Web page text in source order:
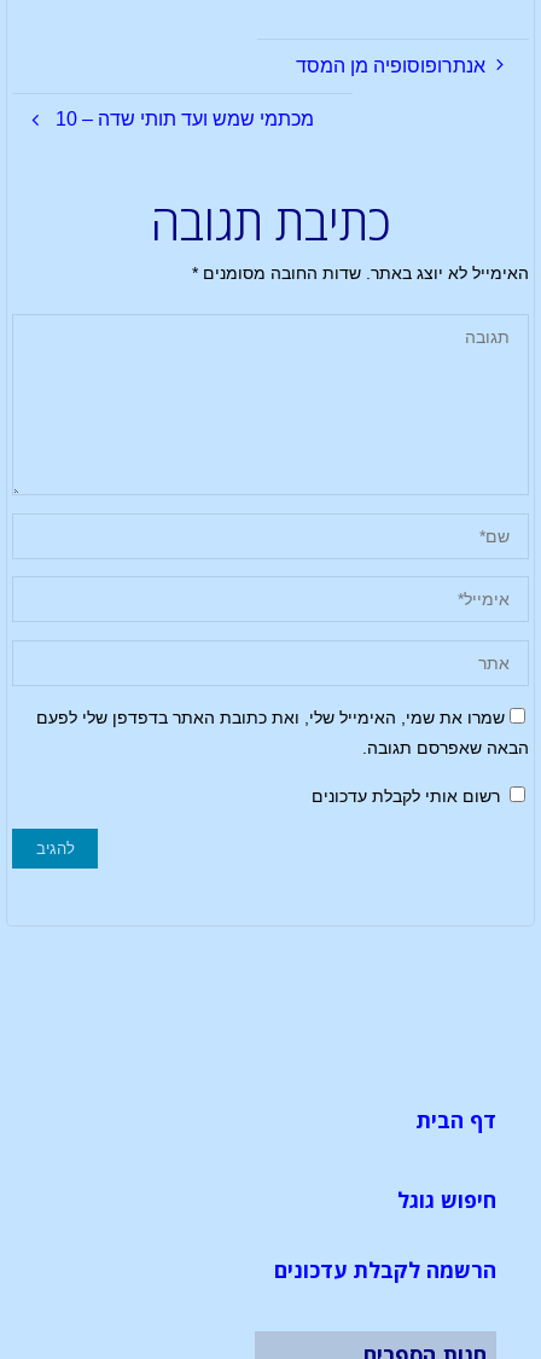
אנתרופוסופיה מן המסד
מכתמי שמש ועד תותי שדה – 10
כתיבת תגובה
האימייל לא יוצג באתר. שדות החובה מסומנים*
שמרו את שמי, האימייל שלי, ואת כתובת האתר בדפדפן שלי לפעם
הבאה שאפרסם תגובה.
רשום אותי לקבלת עדכונים
דף הבית
חיפוש גוגל
הרשמה לקבלת עדכונים